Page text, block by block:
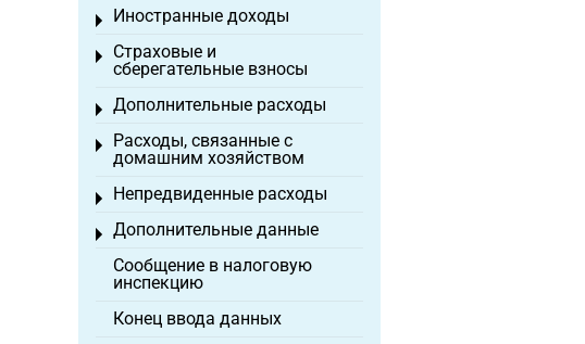
Иностранные доходы
Toggle menu
Страховые и
сберегательные взносы
Toggle menu
Дополнительные расходы
Toggle menu
Расходы, связанные с
домашним хозяйством
Toggle menu
Непредвиденные расходы
Toggle menu
Дополнительные данные
Toggle menu
Сообщение в налоговую
инспекцию
Конец ввода данных